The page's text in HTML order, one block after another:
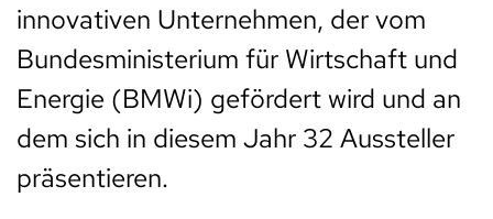
innovativen Unternehmen, der vom
Bundesministerium für Wirtschaft und
Energie (BMWi) gefördert wird und an
dem sich in diesem Jahr 32 Aussteller
präsentieren.